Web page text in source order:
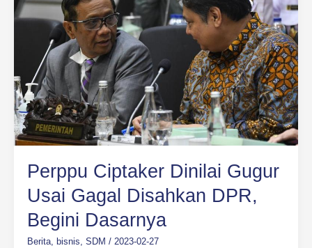
Perppu Ciptaker Dinilai Gugur
Usai Gagal Disahkan DPR,
Begini Dasarnya
Berita, bisnis, SDM / 2023-02-27
Gugur
Usai
Gagal
Disahkan
DPR,
Begini
Dasarnya